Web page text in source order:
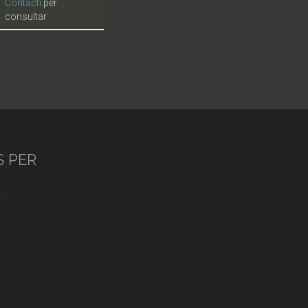
Contacti per
consultar
PER